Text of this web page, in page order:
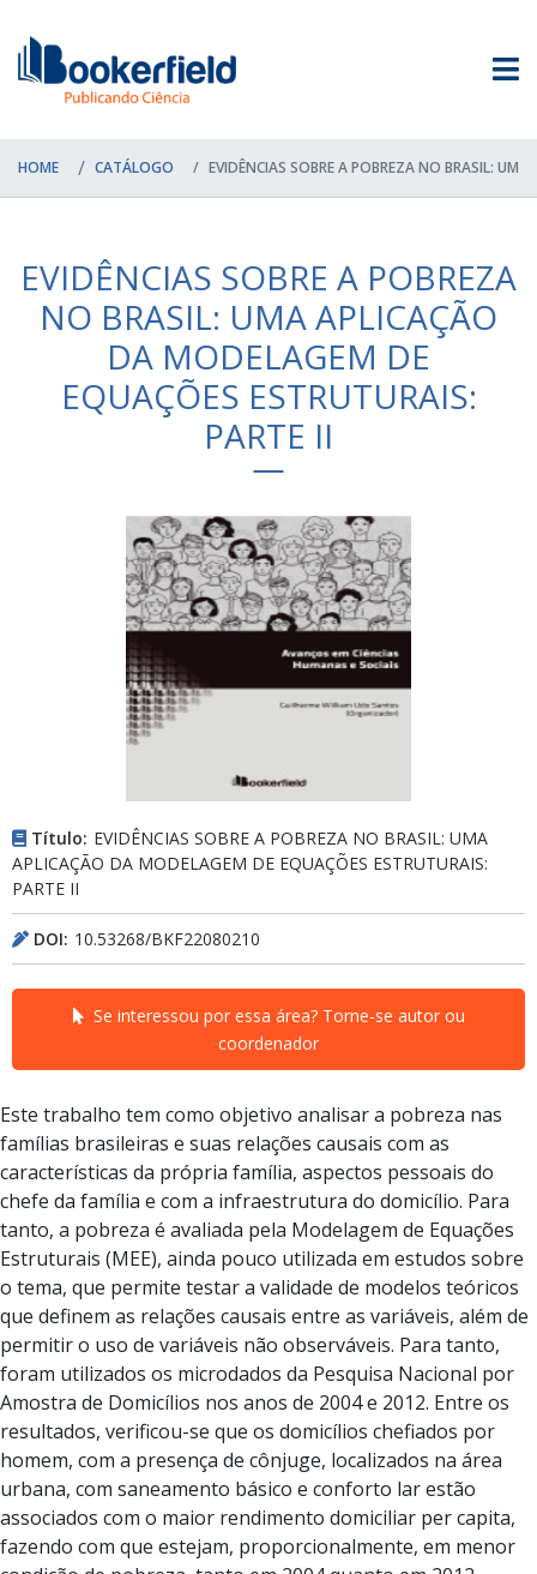
HOME CATÁLOGO EVIDÊNCIAS SOBRE A POBREZA NO BRASIL:
EVIDÊNCIAS SOBRE A POBREZA
NO BRASIL: UMA APLICAÇÃO
DA MODELAGEM DE
EQUAÇÕES ESTRUTURAIS:
PARTE II
Título: EVIDÊNCIAS SOBRE A POBREZA NO BRASIL: UMA
APLICAÇÃO DA MODELAGEM DE EQUAÇÕES ESTRUTURAIS:
PARTE II
DOI: 10.53268/BKF22080210
Se interessou por essa área? Torne-se autor ou
coordenador
Este trabalho tem como objetivo analisar a pobreza nas
famílias brasileiras e suas relações causais com as
características da própria família, aspectos pessoais do
chefe da família e com a infraestrutura do domicílio. Para
tanto, a pobreza é avaliada pela Modelagem de Equações
Estruturais (MEE), ainda pouco utilizada em estudos sobre
o tema, que permite testar a validade de modelos teóricos
que definem as relações causais entre as variáveis, além de
permitir o uso de variáveis não observáveis. Para tanto,
foram utilizados os microdados da Pesquisa Nacional por
Amostra de Domicílios nos anos de 2004 e 2012. Entre os
resultados, verificou-se que os domicílios chefiados por
homem, com a presença de cônjuge, localizados na área
urbana, com saneamento básico e conforto lar estão
associados com o maior rendimento domiciliar per capita,
fazendo com que estejam, proporcionalmente, em menor